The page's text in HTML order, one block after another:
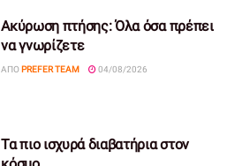
Ακύρωση πτήσης: Όλα όσα πρέπει
να γνωρίζετε
ΑΠΌ PREFER TEAM 04/08/2026
Τα πιο ισχυρά διαβατήρια στον